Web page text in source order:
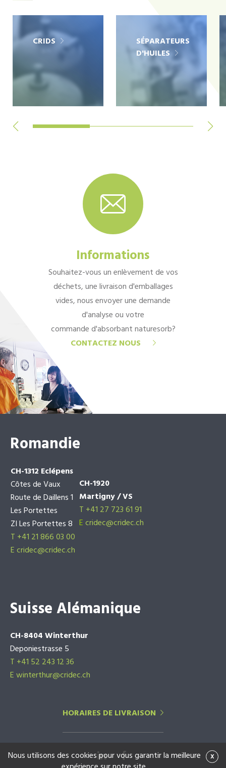
CRIDS
SÉPARATEURS
D'HUILES
Informations
Souhaitez-vous un enlèvement de vos
déchets, une livraison d'emballages
vides, nous envoyer une demande
d'analyse ou votre
commande d'absorbant naturesorb?
CONTACTEZ NOUS
Romandie
CH-1312 Eclépens
Côtes de Vaux
Route de Daillens 1
Les Portettes
ZI Les Portettes 8
T +41 21 866 03 00
Ecridec@cridec.ch
CH-1920
Martigny / VS
T +41 27 723 61 91
Ecridec@cridec.ch
Suisse Alémanique
CH-8404 Winterthur
Deponiestrasse 5
T +41 52 243 12 36
E winterthur@cridec.ch
HORAIRES DE LIVRAISON
x
Nous utilisons des cookies pour vous garantir la meilleure